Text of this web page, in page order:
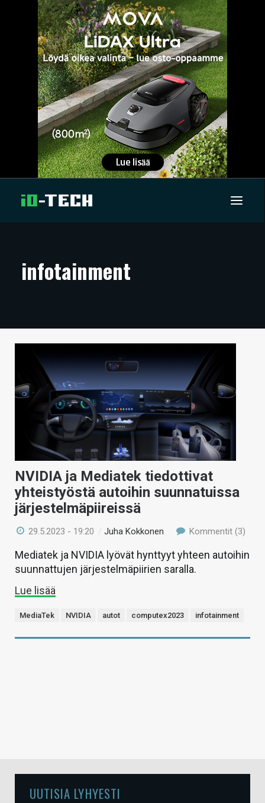
ARTIKKELIT
TECHBBS
HINTA.FI
VAIHDA TEEMA
HAKU
infotainment
NVIDIA ja Mediatek tiedottivat
yhteistyöstä autoihin suunnatuissa
järjestelmäpiireissä
29.5.2023 - 19:20 /Juha Kokkonen Kommentit (3)
Mediatek ja NVIDIA lyövät hynttyyt yhteen autoihin
suunnattujen järjestelmäpiirien saralla.
Lue lisää
MediaTek NVIDIA autot computex2023 infotainment
UUTISIA LYHYESTI